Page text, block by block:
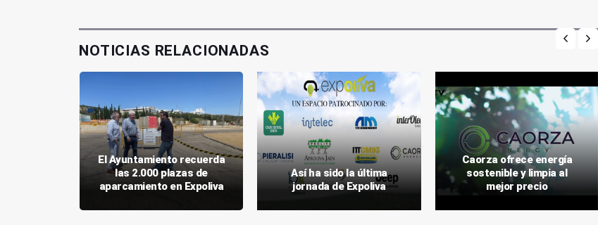
NOTICIAS RELACIONADAS
El Ayuntamiento recuerda
las 2.000 plazas de
aparcamiento en Expoliva
Así ha sido la última
jornada de Expoliva
Caorza ofrece energía
sostenible y limpia al
mejor precio